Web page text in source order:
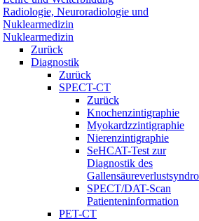
Radiologie, Neuroradiologie und
Nuklearmedizin
Nuklearmedizin
Zurück
Diagnostik
Zurück
SPECT-CT
Zurück
Knochenzintigraphie
Myokardzzintigraphie
Nierenzintigraphie
SeHCAT-Test zur
Diagnostik des
SPECT/DAT-Scan
Patienteninformation
PET-CT